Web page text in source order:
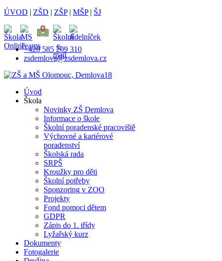
ÚVOD | ZŠD | ZŠP| MŠP| ŠJ
+420 585 209 310
zsdemlova@zsdemlova.cz
Úvod
Škola
Novinky ZŠ Demlova
Informace o škole
Školní poradenské pracoviště
Výchovné a kariérové
poradenství
Školská rada
SRPŠ
Kroužky pro děti
Školní potřeby
Sponzoring v ZOO
Projekty
Fond pomoci dětem
GDPR
Zápis do 1. třídy
Lyžařský kurz
Dokumenty
Fotogalerie